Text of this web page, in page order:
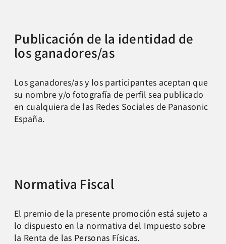
Publicación de la identidad de
los ganadores/as
Los ganadores/as y los participantes aceptan que
su nombre y/o fotografía de perfil sea publicado
en cualquiera de las Redes Sociales de Panasonic
España.
Normativa Fiscal
El premio de la presente promoción está sujeto a
lo dispuesto en la normativa del Impuesto sobre
la Renta de las Personas Físicas.